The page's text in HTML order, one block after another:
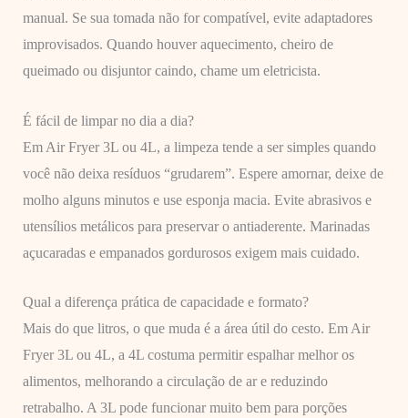
manual. Se sua tomada não for compatível, evite adaptadores
improvisados. Quando houver aquecimento, cheiro de
queimado ou disjuntor caindo, chame um eletricista.
É fácil de limpar no dia a dia?
Em Air Fryer 3L ou 4L, a limpeza tende a ser simples quando
você não deixa resíduos “grudarem”. Espere amornar, deixe de
molho alguns minutos e use esponja macia. Evite abrasivos e
utensílios metálicos para preservar o antiaderente. Marinadas
açucaradas e empanados gordurosos exigem mais cuidado.
Qual a diferença prática de capacidade e formato?
Mais do que litros, o que muda é a área útil do cesto. Em Air
Fryer 3L ou 4L, a 4L costuma permitir espalhar melhor os
alimentos, melhorando a circulação de ar e reduzindo
retrabalho. A 3L pode funcionar muito bem para porções